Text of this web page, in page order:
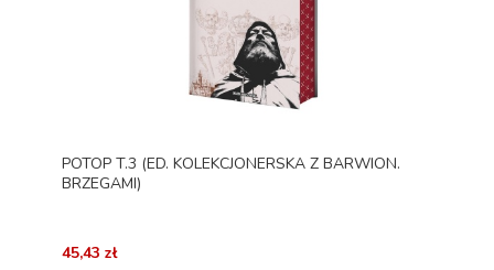
POTOP T.3 (ED. KOLEKCJONERSKA Z BARWION.
BRZEGAMI)
45,43 zł